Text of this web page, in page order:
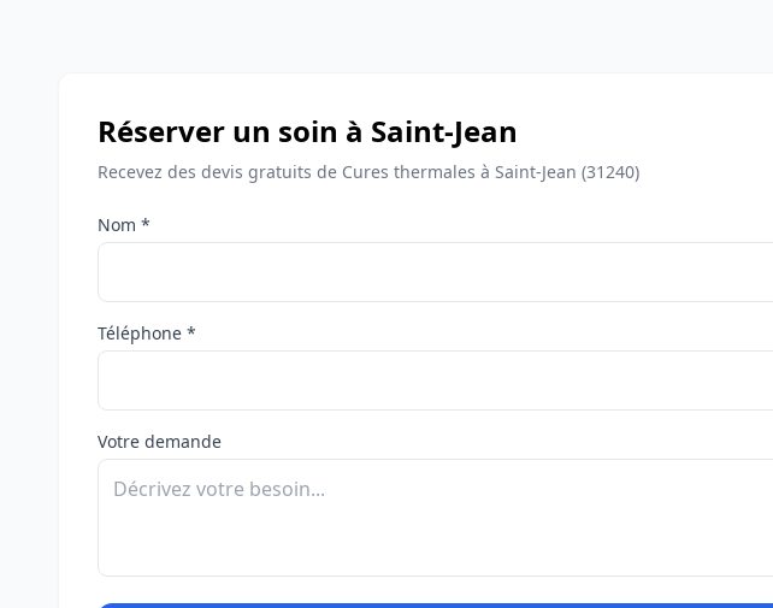
Réserver un soin à Saint-Jean
Recevez des devis gratuits de Cures thermales à Saint-Jean (31240)
Nom *
Téléphone *
Votre demande